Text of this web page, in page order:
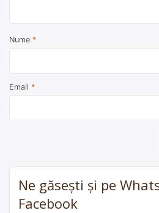
Nume *
Email *
Ne găsești și pe
Facebook